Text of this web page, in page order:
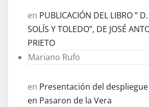
en PUBLICACIÓN DEL LIBRO ”
SOLÍS Y TOLEDO”, DE JOSÉ
PRIETO
Mariano Rufo
en Presentación del
en Pasaron de la Vera